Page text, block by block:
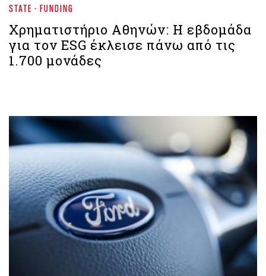
STATE - FUNDING
Χρηματιστήριο Aθηνών: H εβδομάδα
για τον ESG έκλεισε πάνω από τις
1.700 μονάδες